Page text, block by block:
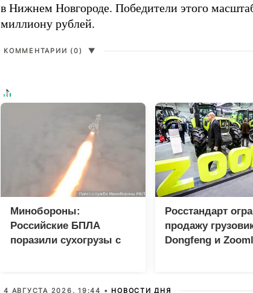
в Нижнем Новгороде. Победители этого
миллиону рублей.
КОММЕНТАРИИ (0) ▼
Минобороны:
Российские БПЛА
поразили сухогрузы с
Росстандарт
продажу
Dongfeng и
4 АВГУСТА 2026, 19:44 • НОВОСТИ ДНЯ